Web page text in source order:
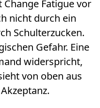
Fatigue vor
nicht durch ein
Schulterzucken.
Gefahr. Eine
widerspricht,
von oben aus